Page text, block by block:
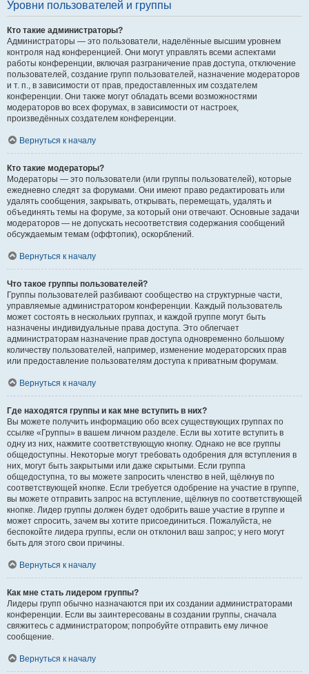
Уровни пользователей и группы
Кто такие администраторы?
Администраторы — это пользователи, наделённые высшим уровнем
контроля над конференцией. Они могут управлять всеми аспектами
работы конференции, включая разграничение прав доступа, отключение
пользователей, создание групп пользователей, назначение модераторов
и т. п., в зависимости от прав, предоставленных им создателем
конференции. Они также могут обладать всеми возможностями
модераторов во всех форумах, в зависимости от настроек,
произведённых создателем конференции.
Вернуться к началу
Кто такие модераторы?
Модераторы — это пользователи (или группы пользователей), которые
ежедневно следят за форумами. Они имеют право редактировать или
удалять сообщения, закрывать, открывать, перемещать, удалять и
объединять темы на форуме, за который они отвечают. Основные задачи
модераторов — не допускать несоответствия содержания сообщений
обсуждаемым темам (оффтопик), оскорблений.
Вернуться к началу
Что такое группы пользователей?
Группы пользователей разбивают сообщество на структурные части,
управляемые администратором конференции. Каждый пользователь
может состоять в нескольких группах, и каждой группе могут быть
назначены индивидуальные права доступа. Это облегчает
администраторам назначение прав доступа одновременно большому
количеству пользователей, например, изменение модераторских прав
или предоставление пользователям доступа к приватным форумам.
Вернуться к началу
Где находятся группы и как мне вступить в них?
Вы можете получить информацию обо всех существующих группах по
ссылке «Группы» в вашем личном разделе. Если вы хотите вступить в
одну из них, нажмите соответствующую кнопку. Однако не все группы
общедоступны. Некоторые могут требовать одобрения для вступления в
них, могут быть закрытыми или даже скрытыми. Если группа
общедоступна, то вы можете запросить членство в ней, щёлкнув по
соответствующей кнопке. Если требуется одобрение на участие в группе,
вы можете отправить запрос на вступление, щёлкнув по соответствующей
кнопке. Лидер группы должен будет одобрить ваше участие в группе и
может спросить, зачем вы хотите присоединиться. Пожалуйста, не
беспокойте лидера группы, если он отклонил ваш запрос; у него могут
быть для этого свои причины.
Вернуться к началу
Как мне стать лидером группы?
Лидеры групп обычно назначаются при их создании администраторами
конференции. Если вы заинтересованы в создании группы, сначала
свяжитесь с администратором; попробуйте отправить ему личное
сообщение.
Вернуться к началу